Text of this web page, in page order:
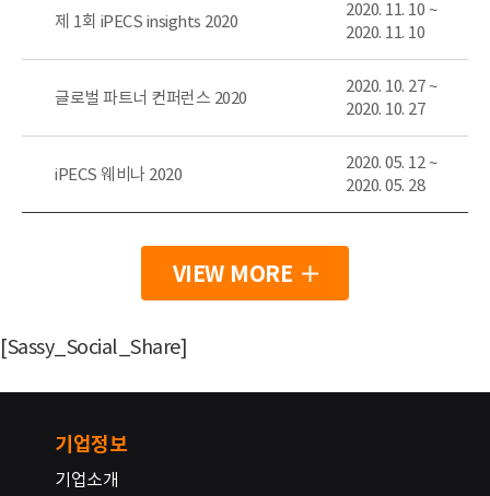
제 1회 iPECS insights 2020
2020. 11. 10 ~
2020. 11. 10
글로벌 파트너 컨퍼런스 2020
2020. 10. 27 ~
2020. 10. 27
iPECS 웨비나 2020
2020. 05. 12 ~
2020. 05. 28
VIEW MORE
[Sassy_Social_Share]
기업정보
기업소개